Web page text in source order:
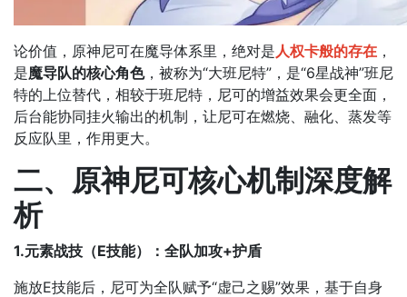
论价值，原神尼可在魔导体系里，绝对是人权卡般的存在 ，
是魔导队的核心角色，被称为“大班尼特”，是“6星战神”班尼
特的上位替代，相较于班尼特，尼可的增益效果会更全面，
后台能协同挂火输出的机制，让尼可在燃烧、融化、蒸发等
反应队里，作用更大。
二、原神尼可核心机制深度解
析
1.元素战技（E技能）：全队加攻+护盾
施放E技能后，尼可为全队赋予“虚己之赐”效果，基于自身